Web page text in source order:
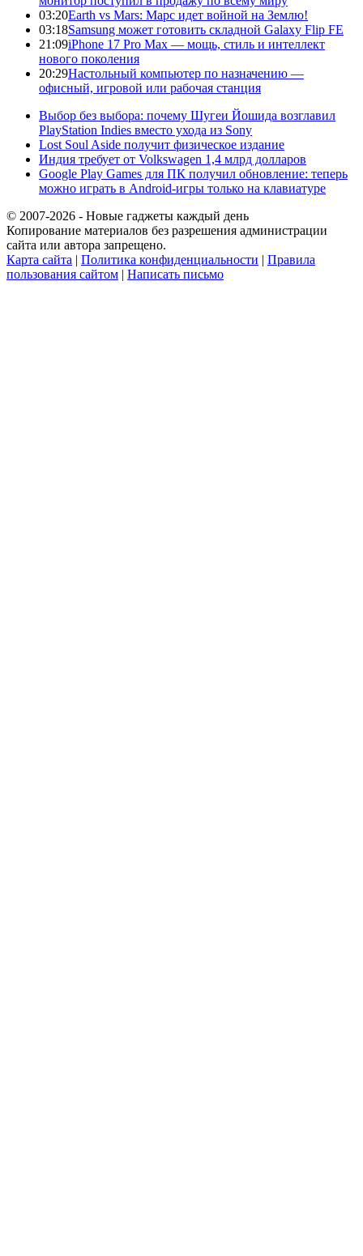
03:20Earth vs Mars: Марс идет войной на Землю!
03:18Samsung может готовить складной Galaxy Flip FE
21:09iPhone 17 Pro Max — мощь, стиль и интеллект
нового поколения
20:29Настольный компьютер по назначению —
офисный, игровой или рабочая станция
Выбор без выбора: почему Шугеи Йошида возглавил
PlayStation Indies вместо ухода из Sony
Lost Soul Aside получит физическое издание
Индия требует от Volkswagen 1,4 млрд долларов
Google Play Games для ПК получил обновление: теперь
можно играть в Android-игры только на клавиатуре
© 2007-2026 - Новые гаджеты каждый день
Копирование материалов без разрешения администрации
сайта или автора запрещено.
Карта сайта | Политика конфиденциальности | Правила
пользования сайтом | Написать письмо